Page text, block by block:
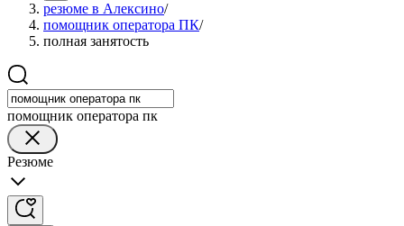
резюме в Алексино/
помощник оператора ПК/
полная занятость
помощник оператора пк
Резюме